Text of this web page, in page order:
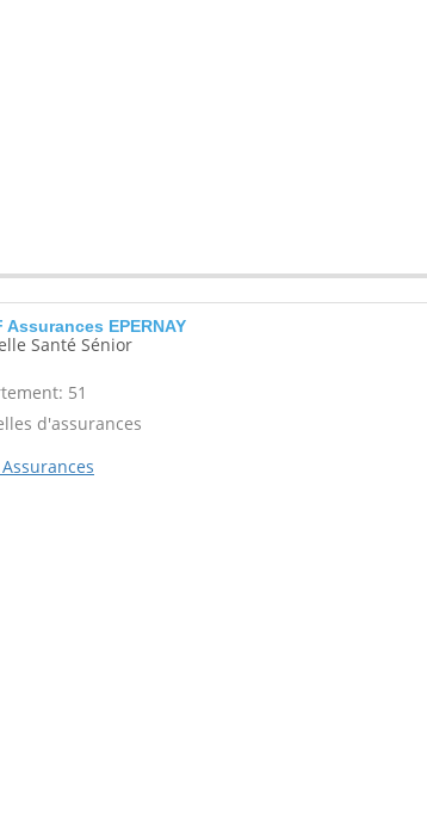
Assurances EPERNAY
Santé Sénior
51
d'assurances
Assurances